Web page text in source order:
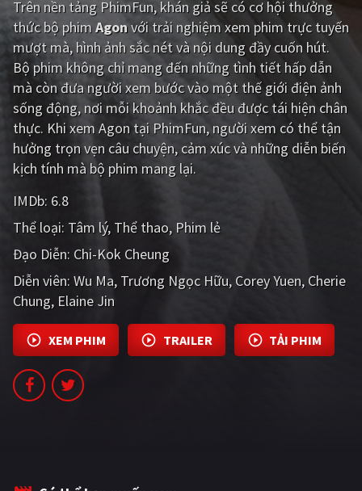
Giật gân Gia đình
Bí ẩn Lịch sử
Viễn Tây Tiểu sử
GameShow DramaTV
QUỐC GIA
Âu - Mỹ
Hàn Quốc Nhật Bản
Ấn Độ
Tổng hợp
CẬP NHẬT
PHIM MỚI
Trên nền tảng PhimFun, khán giả sẽ có cơ hội thưởng
thức bộ phimAgonvới trải nghiệm xem phim trực tuyến
mượt mà, hình ảnh sắc nét và nội dung đầy cuốn hút.
Bộ phim không chỉ mang đến những tình tiết hấp dẫn
mà còn đưa người xem bước vào một thế giới điện ảnh
sống động, nơi mỗi khoảnh khắc đều được tái hiện chân
thực. Khi xem Agon tại PhimFun, người xem có thể tận
hưởng trọn vẹn câu chuyện, cảm xúc và những diễn biến
kịch tính mà bộ phim mang lại.
IMDb: 6.8
Thể loại: Tâm lý Thể thao Phim lẻ
Đạo Diễn: Chi-Kok Cheung
Diễn viên: Wu Ma Trương Ngọc Hữu Corey Yuen Cherie
Chung Elaine Jin
XEM PHIM TRAILER TẢI PHIM